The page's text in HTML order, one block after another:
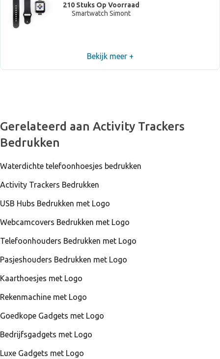
210 Stuks Op Voorraad
Smartwatch Simont
Niet voorradig, neem contact op om levertijd te
bespreken
Bekijk meer +
Gerelateerd aan Activity Trackers
Bedrukken
Waterdichte telefoonhoesjes bedrukken
Activity Trackers Bedrukken
USB Hubs Bedrukken met Logo
Webcamcovers Bedrukken met Logo
Telefoonhouders Bedrukken met Logo
Pasjeshouders Bedrukken met Logo
Kaarthoesjes met Logo
Rekenmachine met Logo
Goedkope Gadgets met Logo
Bedrijfsgadgets met Logo
Luxe Gadgets met Logo